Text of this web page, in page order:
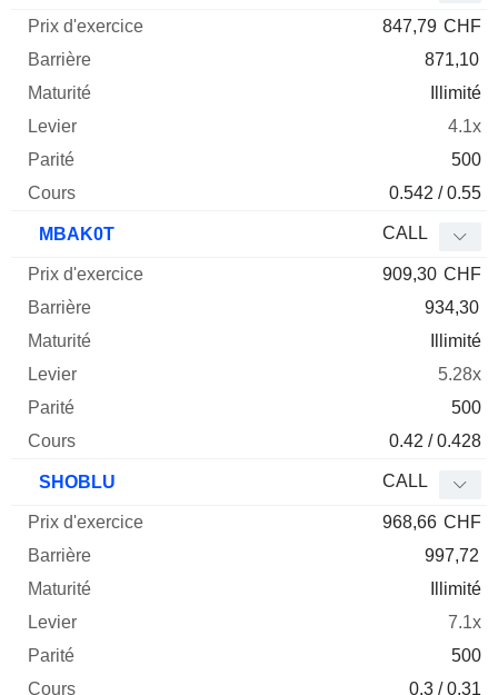
847,79 CHF
871,10
Illimité
4.1x
500
0.542 / 0.55
MBAK0T CALL
909,30 CHF
934,30
Illimité
5.28x
500
0.42 / 0.428
SHOBLU CALL
968,66 CHF
997,72
Illimité
7.1x
500
0.3 / 0.31